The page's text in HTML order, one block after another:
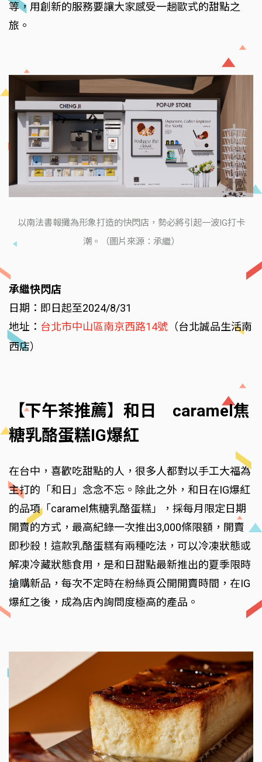
等，用創新的服務要讓大家感受一趟歐式的甜點之
旅。
以南法書報攤為形象打造的快閃店，勢必將引起一波IG打卡
潮。（圖片來源：承繼）
承繼快閃店
日期：即日起至2024/8/31
地址： 台北市中山區南京西路14號 （台北誠品生活南
西店）
【下午茶推薦】和日 caramel焦
糖乳酪蛋糕IG爆紅
在台中，喜歡吃甜點的人，很多人都對以手工大福為
主打的「和日」念念不忘。除此之外，和日在IG爆紅
的品項「caramel焦糖乳酪蛋糕」，採每月限定日期
開賣的方式，最高紀錄一次推出3,000條限額，開賣
即秒殺！這款乳酪蛋糕有兩種吃法，可以冷凍狀態或
解凍冷藏狀態食用，是和日甜點最新推出的夏季限時
搶購新品，每次不定時在粉絲頁公開開賣時間，在IG
爆紅之後，成為店內詢問度極高的產品。